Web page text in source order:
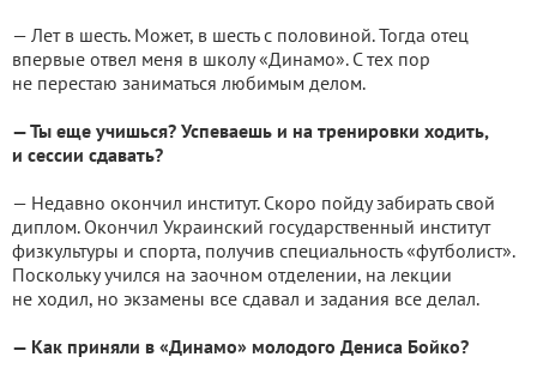
— Лет в шесть. Может, в шесть с половиной. Тогда отец
впервые отвел меня в школу «Динамо». С тех пор
не перестаю заниматься любимым делом.
— Ты еще учишься? Успеваешь и на тренировки ходить,
и сессии сдавать?
— Недавно окончил институт. Скоро пойду забирать свой
диплом. Окончил Украинский государственный институт
физкультуры и спорта, получив специальность «футболист».
Поскольку учился на заочном отделении, на лекции
не ходил, но экзамены все сдавал и задания все делал.
— Как приняли в «Динамо» молодого Дениса Бойко?